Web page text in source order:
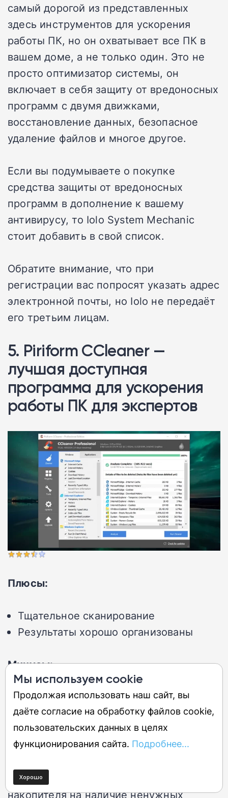
самый дорогой из представленных
здесь инструментов для ускорения
работы ПК, но он охватывает все ПК в
вашем доме, а не только один. Это не
просто оптимизатор системы, он
включает в себя защиту от вредоносных
программ с двумя движками,
восстановление данных, безопасное
удаление файлов и многое другое.
Если вы подумываете о покупке
средства защиты от вредоносных
программ в дополнение к вашему
антивирусу, то Iolo System Mechanic
стоит добавить в свой список.
Обратите внимание, что при
регистрации вас попросят указать адрес
электронной почты, но Iolo не передаёт
его третьим лицам.
5. Piriform CCleaner —
лучшая доступная
программа для ускорения
работы ПК для экспертов
Плюсы:
Тщательное сканирование
Результаты хорошо организованы
Минусы:
Описания файлов могли бы быть
более четкими
Piriform CCleaner невероятно тщательно
жесткого диска или твердотельного
накопителя на наличие ненужных
Мы используем cookie
Продолжая использовать наш сайт, вы
даёте согласие на обработку файлов cookie,
пользовательских данных в целях
функционирования сайта. Подробнее...